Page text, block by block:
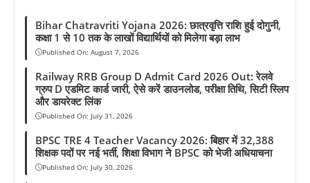
Bihar Chatravriti Yojana 2026: छात्रवृत्ति राशि हुई दोगुनी,
कक्षा 1 से 10 तक के लाखों विद्यार्थियों को मिलेगा बड़ा लाभ
Published On: August 7, 2026
Railway RRB Group D Admit Card 2026 Out: रेलवे
ग्रुप D एडमिट कार्ड जारी, ऐसे करें डाउनलोड, परीक्षा तिथि, सिटी स्लिप
और डायरेक्ट लिंक
Published On: July 31, 2026
BPSC TRE 4 Teacher Vacancy 2026: बिहार में 32,388
शिक्षक पदों पर नई भर्ती, शिक्षा विभाग ने BPSC को भेजी अधियाचना
Published On: July 30, 2026